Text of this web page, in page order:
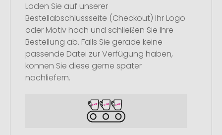
Laden Sie auf unserer
Bestellabschlussseite (Checkout) Ihr Logo
oder Motiv hoch und schließen Sie Ihre
Bestellung ab. Falls Sie gerade keine
passende Datei zur Verfügung haben,
können Sie diese gerne später
nachliefern.